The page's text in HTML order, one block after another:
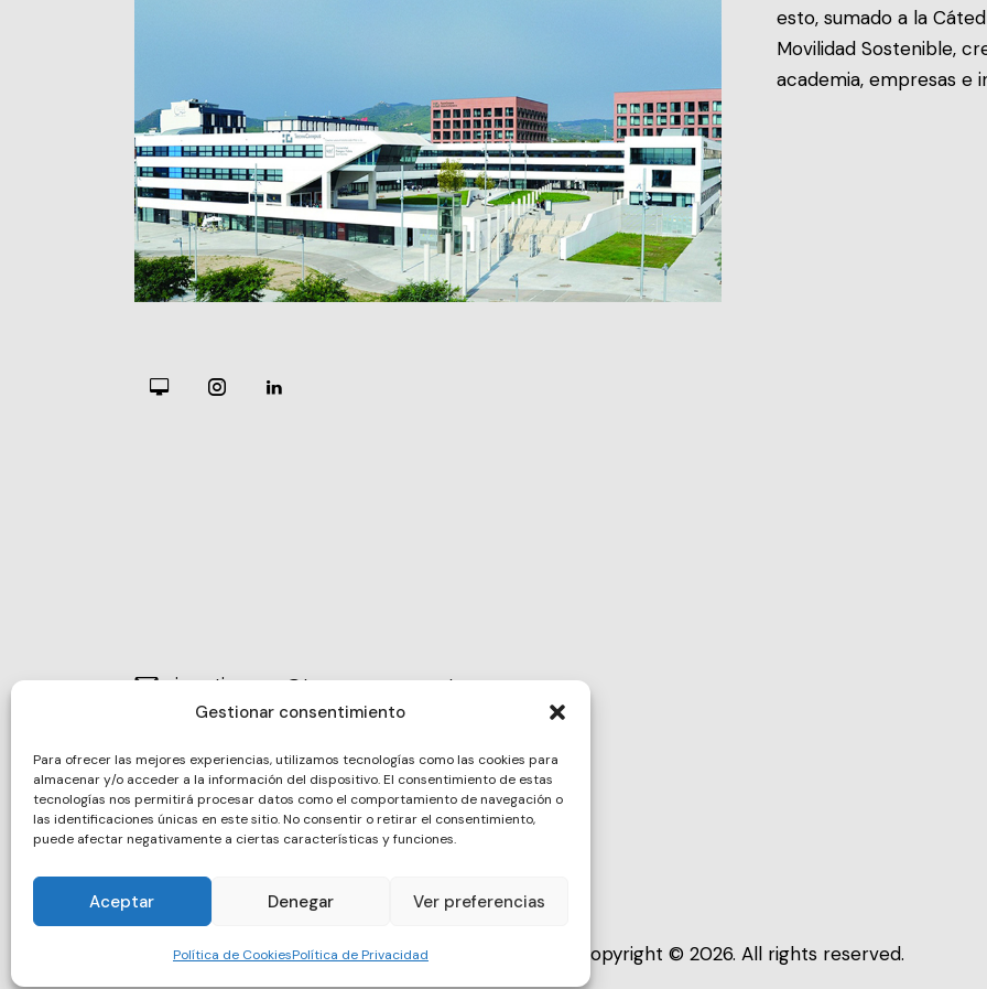
Gestionar consentimiento
Para ofrecer las mejores experiencias, utilizamos tecnologías como las cookies para
almacenar y/o acceder a la información del dispositivo. El consentimiento de estas
tecnologías nos permitirá procesar datos como el comportamiento de navegación o
las identificaciones únicas en este sitio. No consentir o retirar el consentimiento,
puede afectar negativamente a ciertas características y funciones.
Aceptar Denegar Ver preferencias
Política de CookiesPolítica de Privacidad
esto, sumado a la
Movilidad Sostenible,
academia, empresas e
m
ail:
jmartinezma@tecnocampus.cat
Ph
on
e:
Ad
dr
es
s:
Av. Ernest Lluch, 3208302 Mataró
Copyright © 2026. All rights reserved.